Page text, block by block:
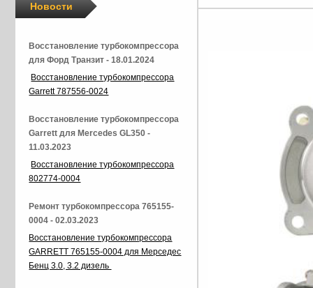
Новости
Восстановление турбокомпрессора
для Форд Транзит - 18.01.2024
Восстановление турбокомпрессора
Garrett 787556-0024
Восстановление турбокомпрессора
Garrett для Mercedes GL350 -
11.03.2023
Восстановление турбокомпрессора
802774-0004
Ремонт турбокомпрессора 765155-
0004 - 02.03.2023
Восстановление турбокомпрессора
GARRETT 765155-0004 для Мерседес
Бенц 3.0, 3.2 дизель